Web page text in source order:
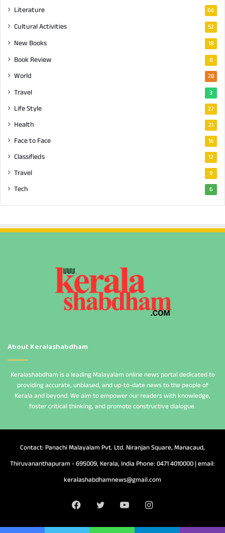
Literature 66
Cultural Activities 52
New Books 18
Book Review 8
World 28
Travel 3
Life Style 27
Health 21
Face to Face 16
Classifieds 12
Travel 9
Tech 6
About Keralashabdham
Keralashabdham is a leading Malayalam online news portal dedicated to
providing accurate, unbiased, and up-to-date news to the people of
Kerala and beyond. We aim to empower our readers with knowledge,
foster critical thinking, and promote constructive dialogue.
Contact: Panachi Malayalam Pvt. Ltd. Niranjan Square, Manacaud,
Thiruvananthapuram - 695009, Kerala, India Phone: 0471 4010000 | email:
keralashabdhamnews@gmail.com
FacebookTwitterYouTubeInstagram